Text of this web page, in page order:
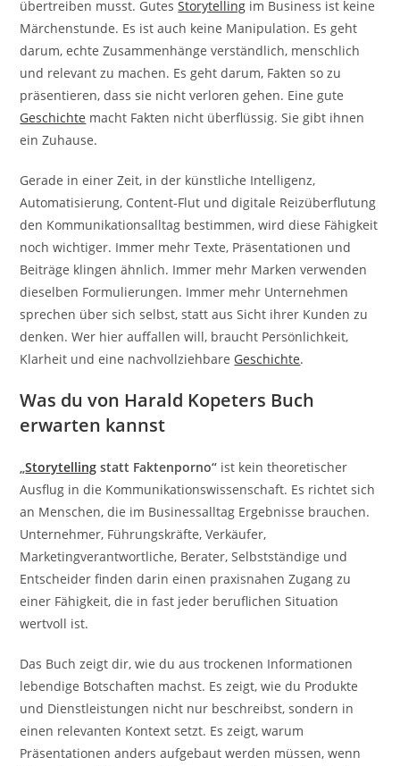
übertreiben musst. GutesStorytelling im Business ist keine
Märchenstunde. Es ist auch keine Manipulation. Es geht
darum, echte Zusammenhänge verständlich, menschlich
und relevant zu machen. Es geht darum, Fakten so zu
präsentieren, dass sie nicht verloren gehen. Eine gute
Geschichte macht Fakten nicht überflüssig. Sie gibt ihnen
ein Zuhause.
Gerade in einer Zeit, in der künstliche Intelligenz,
Automatisierung, Content-Flut und digitale Reizüberflutung
den Kommunikationsalltag bestimmen, wird diese Fähigkeit
noch wichtiger. Immer mehr Texte, Präsentationen und
Beiträge klingen ähnlich. Immer mehr Marken verwenden
dieselben Formulierungen. Immer mehr Unternehmen
sprechen über sich selbst, statt aus Sicht ihrer Kunden zu
denken. Wer hier auffallen will, braucht Persönlichkeit,
Klarheit und eine nachvollziehbare Geschichte.
Was du von Harald Kopeters Buch
erwarten kannst
„Storytelling statt Faktenporno“ ist kein theoretischer
Ausflug in die Kommunikationswissenschaft. Es richtet sich
an Menschen, die im Businessalltag Ergebnisse brauchen.
Unternehmer, Führungskräfte, Verkäufer,
Marketingverantwortliche, Berater, Selbstständige und
Entscheider finden darin einen praxisnahen Zugang zu
einer Fähigkeit, die in fast jeder beruflichen Situation
wertvoll ist.
Das Buch zeigt dir, wie du aus trockenen Informationen
lebendige Botschaften machst. Es zeigt, wie du Produkte
und Dienstleistungen nicht nur beschreibst, sondern in
einen relevanten Kontext setzt. Es zeigt, warum
Präsentationen anders aufgebaut werden müssen, wenn